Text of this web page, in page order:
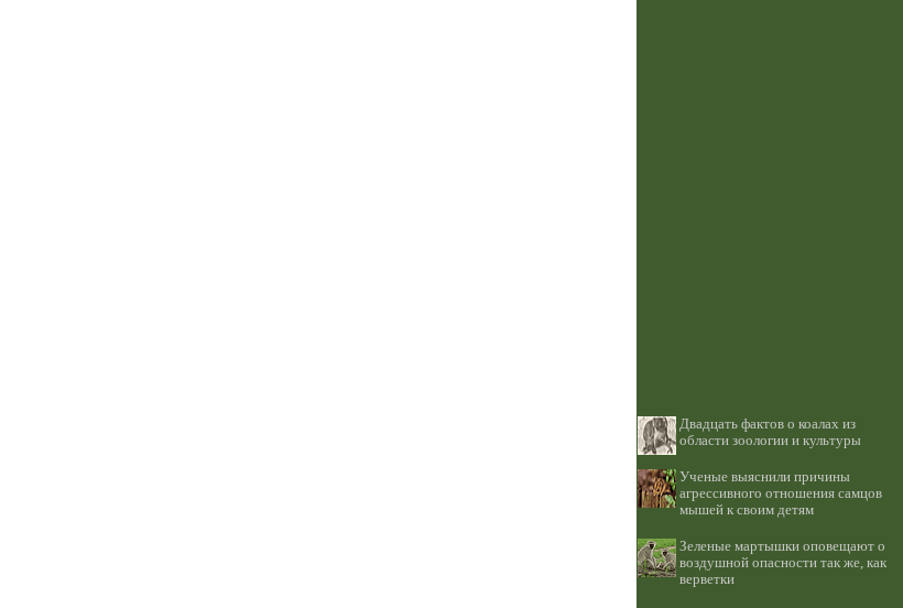
Двадцать фактов о коалах из
области зоологии и культуры
Ученые выяснили причины
агрессивного отношения самцов
мышей к своим детям
Зеленые мартышки оповещают о
воздушной опасности так же, как
верветки